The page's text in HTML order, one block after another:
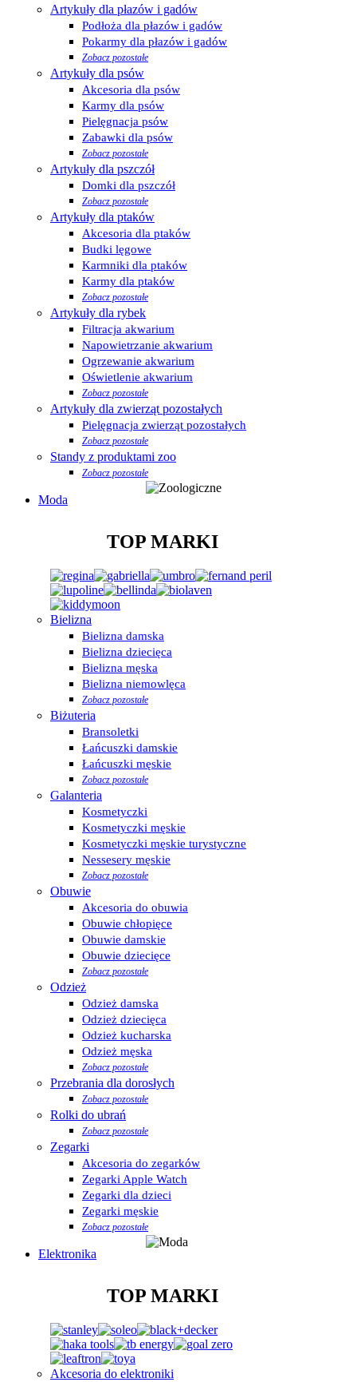
Artykuły dla płazów i gadów
Podłoża dla płazów i gadów
Pokarmy dla płazów i gadów
Zobacz pozostałe
Artykuły dla psów
Akcesoria dla psów
Karmy dla psów
Pielęgnacja psów
Zabawki dla psów
Zobacz pozostałe
Artykuły dla pszczół
Domki dla pszczół
Zobacz pozostałe
Artykuły dla ptaków
Akcesoria dla ptaków
Budki lęgowe
Karmniki dla ptaków
Karmy dla ptaków
Zobacz pozostałe
Artykuły dla rybek
Filtracja akwarium
Napowietrzanie akwarium
Ogrzewanie akwarium
Oświetlenie akwarium
Zobacz pozostałe
Artykuły dla zwierząt pozostałych
Pielęgnacja zwierząt pozostałych
Zobacz pozostałe
Standy z produktami zoo
Zobacz pozostałe
Moda
TOP MARKI
Bielizna
Bielizna damska
Bielizna dziecięca
Bielizna męska
Bielizna niemowlęca
Zobacz pozostałe
Biżuteria
Bransoletki
Łańcuszki damskie
Łańcuszki męskie
Zobacz pozostałe
Galanteria
Kosmetyczki
Kosmetyczki męskie
Kosmetyczki męskie turystyczne
Nessesery męskie
Zobacz pozostałe
Obuwie
Akcesoria do obuwia
Obuwie chłopięce
Obuwie damskie
Obuwie dziecięce
Zobacz pozostałe
Odzież
Odzież damska
Odzież dziecięca
Odzież kucharska
Odzież męska
Zobacz pozostałe
Przebrania dla dorosłych
Zobacz pozostałe
Rolki do ubrań
Zobacz pozostałe
Zegarki
Akcesoria do zegarków
Zegarki Apple Watch
Zegarki dla dzieci
Zegarki męskie
Zobacz pozostałe
Elektronika
TOP MARKI
Akcesoria do elektroniki